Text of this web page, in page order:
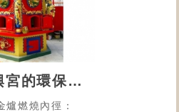
台中啟興宮的環保金爐
爐燃燒內徑：